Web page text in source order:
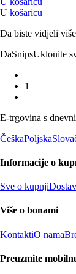
U košaricu
Da biste vidjeli
DaSnipsUklonite
1
E-trgovina s
ČeškaPoljska
Informacije o
Sve o kupnji
Više o bonami
KontaktiO nama
Preuzmite